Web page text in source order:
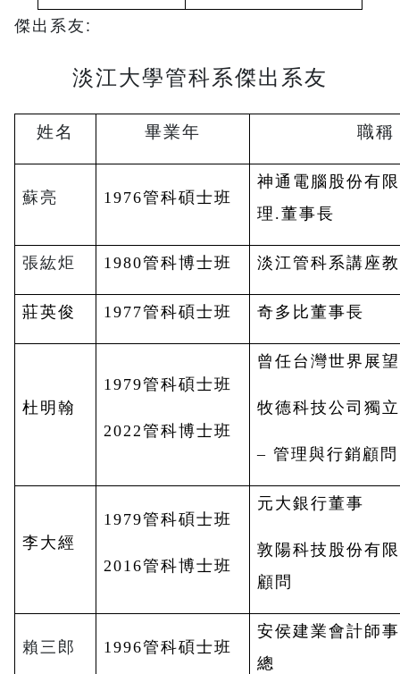
傑出系友:
淡江大學管科系傑出系友
姓名 畢業年 職稱
蘇亮 1976管科碩士班
神通電腦股份有
理.董事長
張紘炬 1980管科博士班 淡江管科系講座
莊英俊 1977管科碩士班 奇多比董事長
杜明翰
1979管科碩士班
2022管科博士班
曾任台灣世界展
牧德科技公司獨
–管理與行銷顧問
李大經
1979管科碩士班
2016管科博士班
元大銀行董事
敦陽科技股份有
顧問
賴三郎 1996管科碩士班
安侯建業會計師
總